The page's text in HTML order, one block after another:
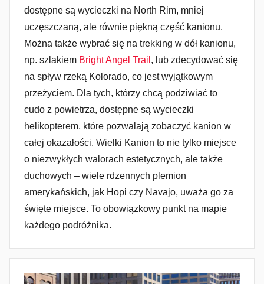
dostępne są wycieczki na North Rim, mniej
uczęszczaną, ale równie piękną część kanionu.
Można także wybrać się na trekking w dół kanionu,
np. szlakiem Bright Angel Trail , lub zdecydować się
na spływ rzeką Kolorado, co jest wyjątkowym
przeżyciem. Dla tych, którzy chcą podziwiać to
cudo z powietrza, dostępne są wycieczki
helikopterem, które pozwalają zobaczyć kanion w
całej okazałości. Wielki Kanion to nie tylko miejsce
o niezwykłych walorach estetycznych, ale także
duchowych – wiele rdzennych plemion
amerykańskich, jak Hopi czy Navajo, uważa go za
święte miejsce. To obowiązkowy punkt na mapie
każdego podróżnika.